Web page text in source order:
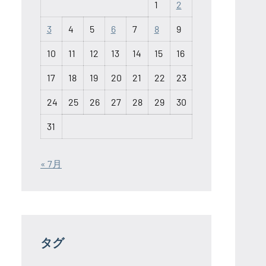
1 2
3 4 5 6 7 8 9
10 11 12 13 14 15 16
17 18 19 20 21 22 23
24 25 26 27 28 29 30
31
« 7月
タグ